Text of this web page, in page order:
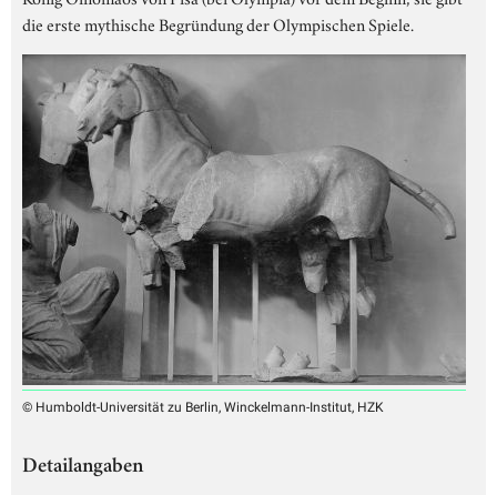
die erste mythische Begründung der Olympischen Spiele.
© Humboldt-Universität zu Berlin, Winckelmann-Institut, HZK
Detailangaben